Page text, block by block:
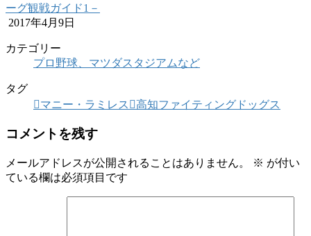
ーグ観戦ガイド1－
2017年4月9日
カテゴリー
プロ野球、マツダスタジアムなど
タグ
マニー・ラミレス
高知ファイティングドッグス
コメントを残す
メールアドレスが公開されることはありません。 ※ が付い
ている欄は必須項目です